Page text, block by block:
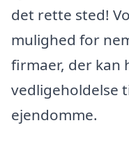
det rette sted!
mulighed for
firmaer, der kan
vedligeholdelse
ejendomme.